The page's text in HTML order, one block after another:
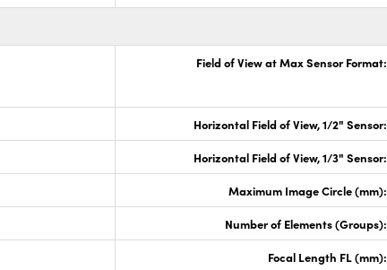
Field of View at Max Sensor Format:
Horizontal Field of View, 1/2" Sensor:
Horizontal Field of View, 1/3" Sensor:
Maximum Image Circle (mm):
Number of Elements (Groups):
Focal Length FL (mm):